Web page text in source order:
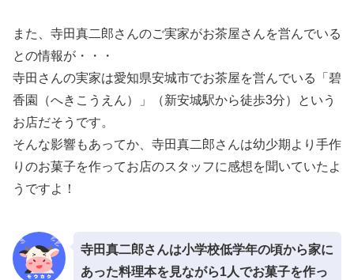
また、寺田真二郎さんのご実家がお茶屋さんを営んでいる
との情報が・・・
寺田さんの実家は愛知県安城市でお茶屋を営んでいる「碧
香園（へきこうえん）」（新安城駅から徒歩3分）という
お店だそうです。
そんな影響もあってか、寺田真二郎さんは幼少期より手作
りのお菓子を作ってお店のスタッフに感想を聞いていたよ
うですよ！
寺田真二郎さんは小学校低学年の頃から家に
あった料理本を見ながら1人でお菓子を作っ